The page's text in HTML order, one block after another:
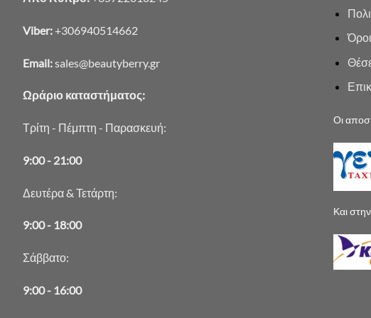
Viber:+306940514662
Email:sales@beautyberry.gr
Ωράριο καταστήματος:
Τρίτη - Πέμπτη - Παρασκευή:
9:00 - 21:00
Δευτέρα & Τετάρτη:
9:00 - 18:00
Σάββατο:
9:00 - 16:00
Οι
Και στην